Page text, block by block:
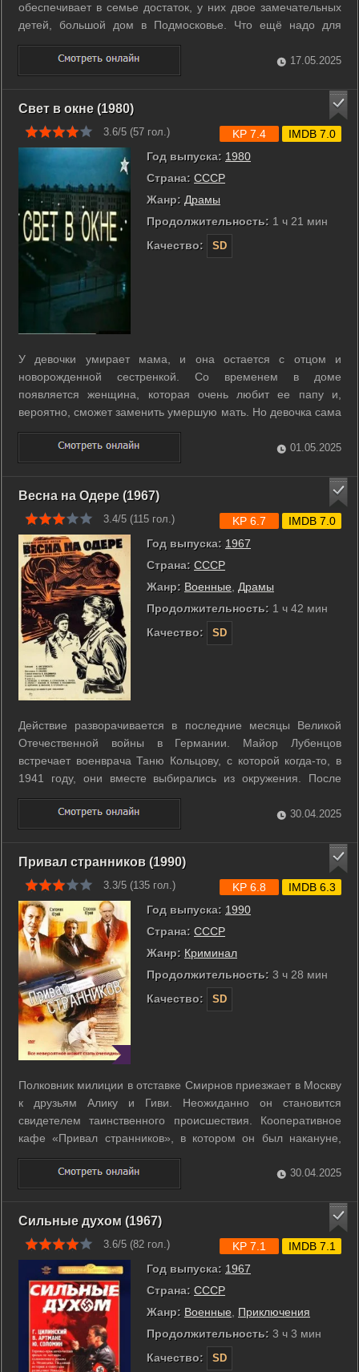
обеспечивает в семье достаток, у них двое замечательных
детей, большой дом в Подмосковье. Что ещё надо для
женского счастья? Никто не знает, что, когда супруги
остаются наедине, - Даша подвергается домашнему
насилию. У Бориса постоянные приступы ...
17.05.2025
Свет в окне (1980)
3.6/5 (57 гол.)
Год выпуска: 1980
Страна: СССР
Жанр: Драмы
Продолжительность: 1 ч 21 мин
Качество:
SD
KP 7.4 IMDB 7.0
У девочки умирает мама, и она остается с отцом и
новорожденной сестренкой. Со временем в доме
появляется женщина, которая очень любит ее папу и,
вероятно, сможет заменить умершую мать. Но девочка сама
умело управляется с хозяйством, следит за сестренкой и не
понимает, зачем в доме посторонняя женщина. ... 01.05.2025
Весна на Одере (1967)
3.4/5 (115 гол.)
Год выпуска: 1967
Страна: СССР
Жанр: Военные
Драмы
Продолжительность: 1 ч 42 мин
Качество:
SD
KP 6.7 IMDB 7.0
Действие разворачивается в последние месяцы Великой
Отечественной войны в Германии. Майор Лубенцов
встречает военврача Таню Кольцову, с которой когда-то, в
1941 году, они вместе выбирались из окружения. После
этого их пути разошлись. А в апреле 1945-го, во время
форсирования Одера, они снова оказываются вместе... ...
30.04.2025
Привал странников (1990)
3.3/5 (135 гол.)
Год выпуска: 1990
Страна: СССР
Жанр: Криминал
Продолжительность: 3 ч 28 мин
Качество:
SD
KP 6.8 IMDB 6.3
Полковник милиции в отставке Смирнов приезжает в Москву
к друзьям Алику и Гиви. Неожиданно он становится
свидетелем таинственного происшествия. Кооперативное
кафе «Привал странников», в котором он был накануне,
исчезло. Профессиональное чутье подсказывает Смирнову,
что дело не чисто. А убийство участкового милиционера, с
которым ему удалось ...
30.04.2025
Сильные духом (1967)
3.6/5 (82 гол.)
Год выпуска: 1967
Страна: СССР
Жанр: Военные, Приключения
Продолжительность: 3 ч 3 мин
Качество:
SD
KP 7.1 IMDB 7.1